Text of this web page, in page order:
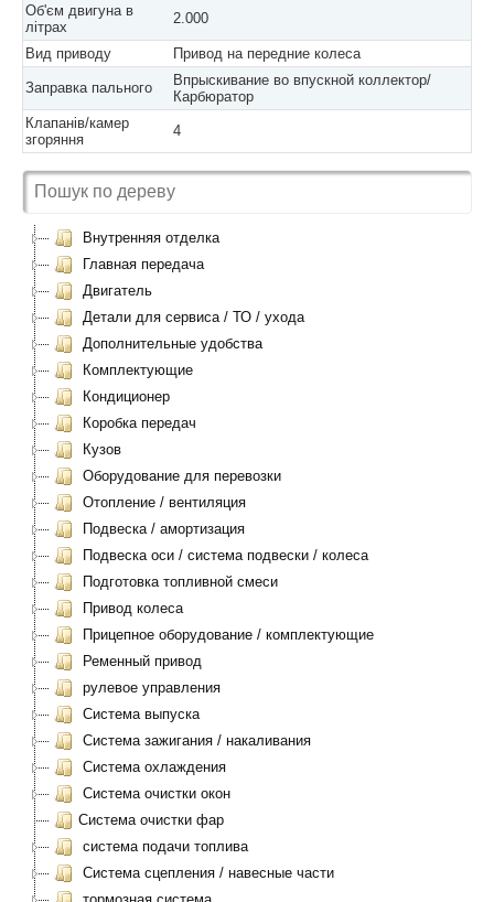
Об'єм двигуна в
літрах
2.000
Вид приводу Привод на передние колеса
Заправка пального
Впрыскивание во впускной коллектор/
Карбюратор
Клапанів/камер
згоряння
4
Внутренняя отделка
Главная передача
Двигатель
Детали для сервиса / ТО / ухода
Дополнительные удобства
Комплектующие
Кондиционер
Коробка передач
Кузов
Оборудование для перевозки
Отопление / вентиляция
Подвеска / амортизация
Подвеска оси / система подвески / колеса
Подготовка топливной смеси
Привод колеса
Прицепное оборудование / комплектующие
Ременный привод
рулевое управления
Система выпуска
Система зажигания / накаливания
Система охлаждения
Система очистки окон
Система очистки фар
система подачи топлива
Система сцепления / навесные части